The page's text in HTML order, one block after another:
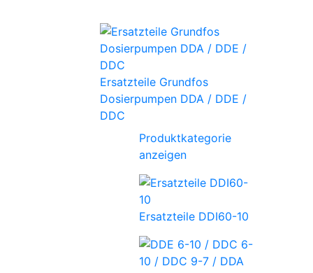
Ersatzteile Grundfos
Dosierpumpen DDA / DDE /
DDC
Produktkategorie
anzeigen
Ersatzteile DDI60-10